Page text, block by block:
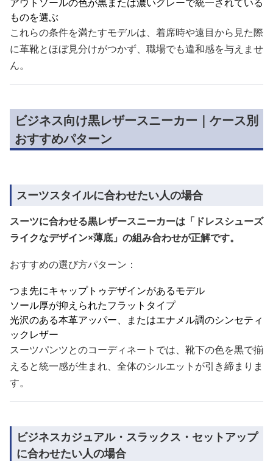
ものを選ぶ
これらの条件を満たすモデルは、着席時や遠目から見た際
に革靴とほぼ見分けがつかず、職場でも違和感を与えませ
ん。
ビジネス向け黒レザースニーカー｜ケース別
おすすめパターン
スーツスタイルに合わせたい人の場合
スーツに合わせる黒レザースニーカーは「ドレスシューズ
ライクなデザイン×薄底」の組み合わせが正解です。
おすすめの選び方パターン：
つま先にキャップトゥデザインがあるモデル
ソール厚が抑えられたフラットタイプ
光沢のある本革アッパー、またはエナメル調のシンセティ
ックレザー
スーツパンツとのコーディネートでは、靴下の色を黒で揃
えると統一感が生まれ、全体のシルエットが引き締まりま
す。
ビジネスカジュアル・スラックス・セットアップ
に合わせたい人の場合